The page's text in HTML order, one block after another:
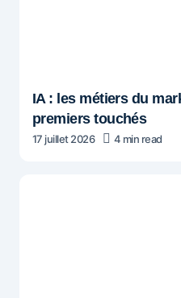
IA : les métiers du
premiers touchés
17 juillet 2026 4 min read